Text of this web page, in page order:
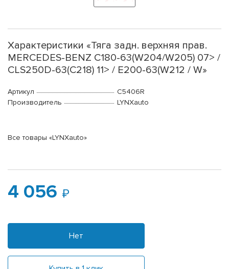
Характеристики «Тяга задн. верхняя прав.
MERCEDES-BENZ C180-63(W204/W205) 07> /
CLS250D-63(C218) 11> / E200-63(W212 / W»
Артикул
C5406R
Производитель
LYNXauto
Все товары «LYNXauto»
4 056
Нет